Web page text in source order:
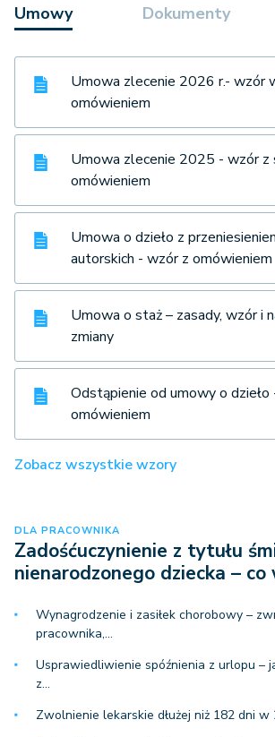
Umowy Dokumenty
Umowa zlecenie 2026 r.- wzór
omówieniem
Umowa zlecenie 2025 - wzór z
omówieniem
Umowa o dzieło z
autorskich - wzór z omówieniem
Umowa o staż – zasady, wzór i
zmiany
Odstąpienie od umowy o dzieło
omówieniem
Zobacz wszystkie wzory
DLA PRACOWNIKA
Zadośćuczynienie z tytułu
nienarodzonego dziecka –
Wynagrodzenie i zasiłek chorobowy –
pracownika,…
Usprawiedliwienie spóźnienia z urlopu –
z…
Zwolnienie lekarskie dłużej niż 182 dni